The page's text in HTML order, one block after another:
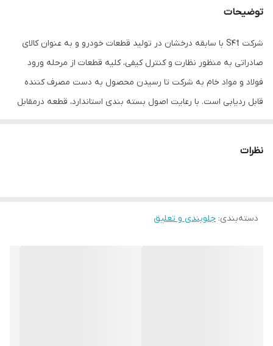
مناسب برای خودرو
توضیحات
شرکت S4t با سابقه درخشان در تولید قطعات خودرو و به عنوان کالای
صادراتی به منظور نظارت و کنترل کیفی، کلیه قطعات از مرحله ورود
فولاد و مواد خام به شرکت تا رسیدن محصول به دست مصرف کننده
قابل ردیابی است. با رعایت اصول بسته بندی استاندارد، قطعه درمقابل
نظرات
دسته‌بندی: جلوبندی و تعلیق